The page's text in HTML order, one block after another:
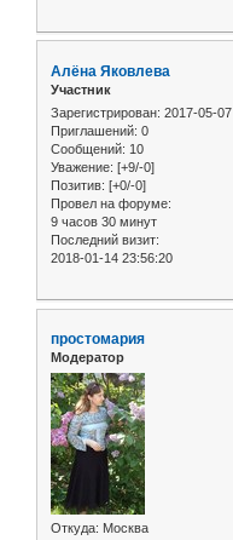
Алёна Яковлева
Участник
Зарегистрирован: 2017-05-07
Приглашений: 0
Сообщений: 10
Уважение: [+9/-0]
Позитив: [+0/-0]
Провел на форуме:
9 часов 30 минут
Последний визит:
2018-01-14 23:56:20
простомария
Модератор
Откуда: Москва